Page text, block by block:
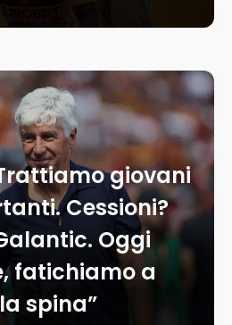
giovani
Cessioni?
Oggi
fatichiamo a
spina”